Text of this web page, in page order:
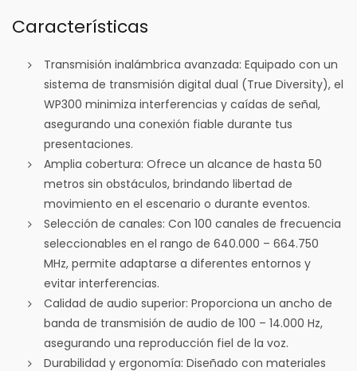
Características
Transmisión inalámbrica avanzada: Equipado con un
sistema de transmisión digital dual (True Diversity), el
WP300 minimiza interferencias y caídas de señal,
asegurando una conexión fiable durante tus
presentaciones.
Amplia cobertura: Ofrece un alcance de hasta 50
metros sin obstáculos, brindando libertad de
movimiento en el escenario o durante eventos.
Selección de canales: Con 100 canales de frecuencia
seleccionables en el rango de 640.000 – 664.750
MHz, permite adaptarse a diferentes entornos y
evitar interferencias.
Calidad de audio superior: Proporciona un ancho de
banda de transmisión de audio de 100 – 14.000 Hz,
asegurando una reproducción fiel de la voz.
Durabilidad y ergonomía: Diseñado con materiales